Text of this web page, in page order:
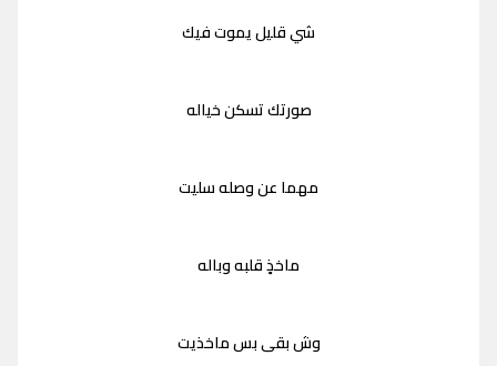
شي قليل يموت فيك
صورتك تسكن خياله
مهما عن وصله سليت
ماخذٍ قلبه وباله
وش بقى بس ماخذيت